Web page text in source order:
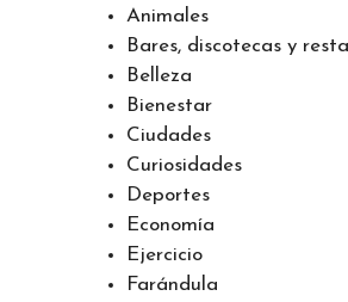
Animales
Bares, discotecas y
Belleza
Bienestar
Ciudades
Curiosidades
Deportes
Economía
Ejercicio
Farándula